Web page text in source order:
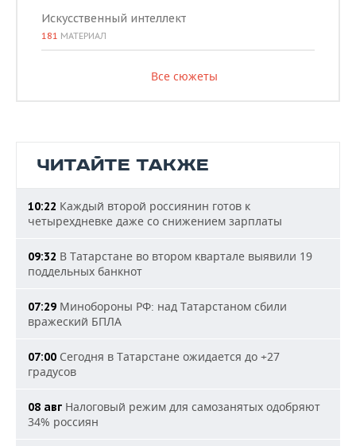
Искусственный интеллект
181 МАТЕРИАЛ
Все сюжеты
ЧИТАЙТЕ ТАКЖЕ
10:22 Каждый второй россиянин готов к
четырехдневке даже со снижением зарплаты
09:32 В Татарстане во втором квартале выявили 19
поддельных банкнот
07:29 Минобороны РФ: над Татарстаном сбили
вражеский БПЛА
07:00 Сегодня в Татарстане ожидается до +27
градусов
08 авг Налоговый режим для самозанятых одобряют
34% россиян